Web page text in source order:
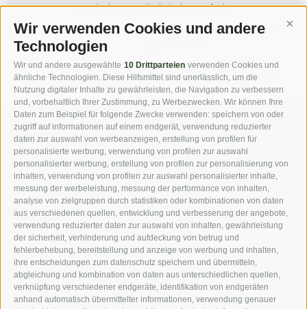
Wir verwenden Cookies und andere
Technologien
Wir und andere ausgewählte 10 Drittparteien verwenden Cookies und
ähnliche Technologien. Diese Hilfsmittel sind unerlässlich, um die
Nutzung digitaler Inhalte zu gewährleisten, die Navigation zu verbessern
und, vorbehaltlich Ihrer Zustimmung, zu Werbezwecken. Wir können Ihre
Daten zum Beispiel für folgende Zwecke verwenden: speichern von oder
zugriff auf informationen auf einem endgerät, verwendung reduzierter
daten zur auswahl von werbeanzeigen, erstellung von profilen für
personalisierte werbung, verwendung von profilen zur auswahl
personalisierter werbung, erstellung von profilen zur personalisierung von
inhalten, verwendung von profilen zur auswahl personalisierter inhalte,
messung der werbeleistung, messung der performance von inhalten,
analyse von zielgruppen durch statistiken oder kombinationen von daten
aus verschiedenen quellen, entwicklung und verbesserung der angebote,
verwendung reduzierter daten zur auswahl von inhalten, gewährleistung
der sicherheit, verhinderung und aufdeckung von betrug und
fehlerbehebung, bereitstellung und anzeige von werbung und inhalten,
ihre entscheidungen zum datenschutz speichern und übermitteln,
abgleichung und kombination von daten aus unterschiedlichen quellen,
verknüpfung verschiedener endgeräte, identifikation von endgeräten
anhand automatisch übermittelter informationen, verwendung genauer
... Urlaubsnews direkt in Ihr Postfach
jetzt anmelden
DOWNLOADS FOTOGALERIE
VIDEOBLOG ROUTENPLANER
WEBCAMS WETTER
***s Hotel Jager Hans · Familie Ennemoser · Dorfstrasse 3 ·
39010 St. Martin in Passeier